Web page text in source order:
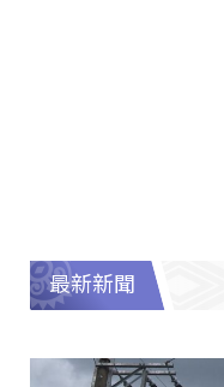
最新新聞